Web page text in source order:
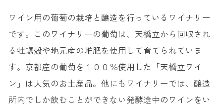
ワイン用の葡萄の栽培と醸造を行っているワイナリー
です。このワイナリーの葡萄は、天橋立から回収され
る牡蠣殻や地元産の堆肥を使用して育てられていま
す。京都産の葡萄を１００％使用した「天橋立ワイ
ン」は人気のお土産品。他にもワイナリーでは、醸造
所内でしか飲むことができない発酵途中のワインをい